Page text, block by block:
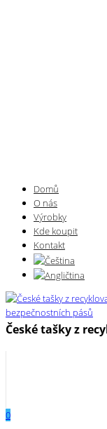
Domů
O nás
Výrobky
Kde koupit
Kontakt
České tašky z
0